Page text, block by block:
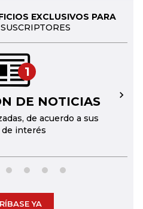
EXCLUSIVOS PARA
1
DE NOTICIAS
de acuerdo a sus
interés
→
YA